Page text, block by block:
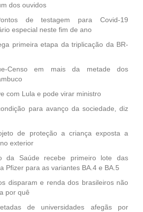
dos ouvidos
de testagem para Covid-19
especial neste fim de ano
primeira etapa da triplicação da BR-
Censo em mais da metade dos
com Lula e pode virar ministro
para avanço da sociedade, diz
de proteção a criança exposta a
exterior
da Saúde recebe primeiro lote das
Pfizer para as variantes BA.4 e BA.5
disparam e renda dos brasileiros não
por quê
de universidades afegãs por